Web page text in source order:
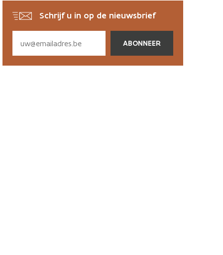
Schrijf u in op de nieuwsbrief
via
email